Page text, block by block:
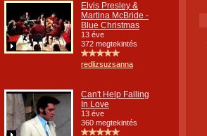
Elvis Presley &
Martina McBride -
Blue Christmas
13 éve
372 megtekintés
redlizsuzsanna
Can't Help Falling
In Love
13 éve
360 megtekintés